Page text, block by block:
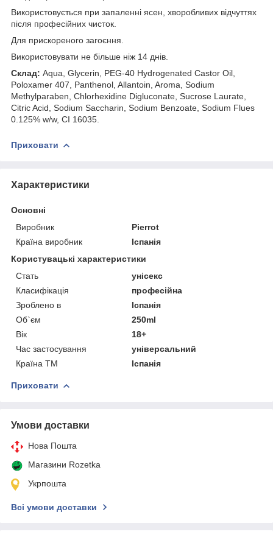
Використовується при запаленні ясен, хворобливих відчуттях
після професійних чисток.
Для прискореного загоєння.
Використовувати не більше ніж 14 днів.
Склад: Aqua, Glycerin, PEG-40 Hydrogenated Castor Oil,
Poloxamer 407, Panthenol, Allantoin, Aroma, Sodium
Methylparaben, Chlorhexidine Digluconate, Sucrose Laurate,
Citric Acid, Sodium Saccharin, Sodium Benzoate, Sodium Flues
0.125% w/w, CI 16035.
Приховати
Характеристики
Основні
Виробник
Pierrot
Країна виробник
Іспанія
Користувацькi характеристики
Стать
унісекс
Класифікація
професійна
Зроблено в
Іспанія
Об`єм
250ml
Вік
18+
Час застосування
універсальний
Країна ТМ
Іспанія
Приховати
Умови доставки
Нова Пошта
Магазини Rozetka
Укрпошта
Всі умови доставки